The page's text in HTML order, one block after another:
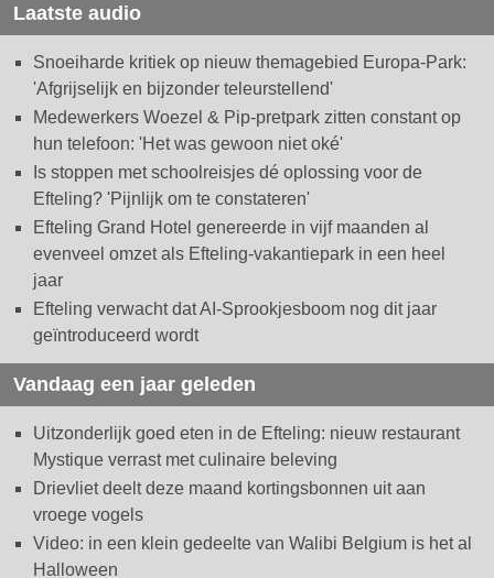
Laatste audio
Snoeiharde kritiek op nieuw themagebied Europa-Park:
'Afgrijselijk en bijzonder teleurstellend'
Medewerkers Woezel & Pip-pretpark zitten constant op
hun telefoon: 'Het was gewoon niet oké'
Is stoppen met schoolreisjes dé oplossing voor de
Efteling? 'Pijnlijk om te constateren'
Efteling Grand Hotel genereerde in vijf maanden al
evenveel omzet als Efteling-vakantiepark in een heel
jaar
Efteling verwacht dat AI-Sprookjesboom nog dit jaar
geïntroduceerd wordt
Vandaag een jaar geleden
Uitzonderlijk goed eten in de Efteling: nieuw restaurant
Mystique verrast met culinaire beleving
Drievliet deelt deze maand kortingsbonnen uit aan
vroege vogels
Video: in een klein gedeelte van Walibi Belgium is het al
Halloween